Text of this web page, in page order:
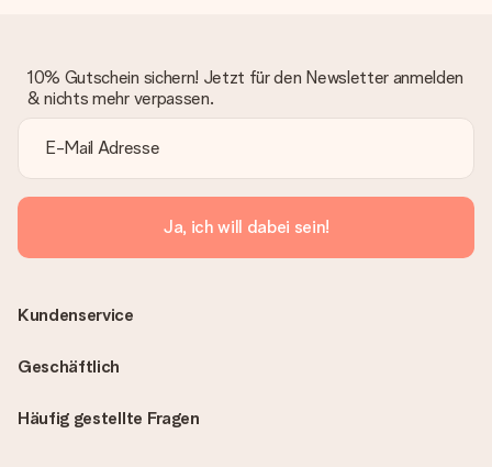
10% Gutschein sichern! Jetzt für den Newsletter anmelden
& nichts mehr verpassen.
Ja, ich will dabei sein!
Häufig gestellte Fragen
Kundenservice
Geschäftlich